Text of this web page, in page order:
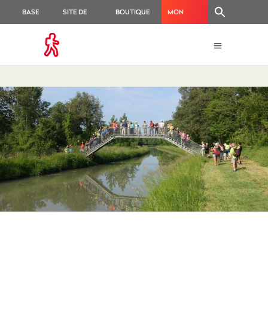
BASE SITE DE BOUTIQUE MON
REJOINDRE UN
CLUB ET SE
LICENCIER À LA